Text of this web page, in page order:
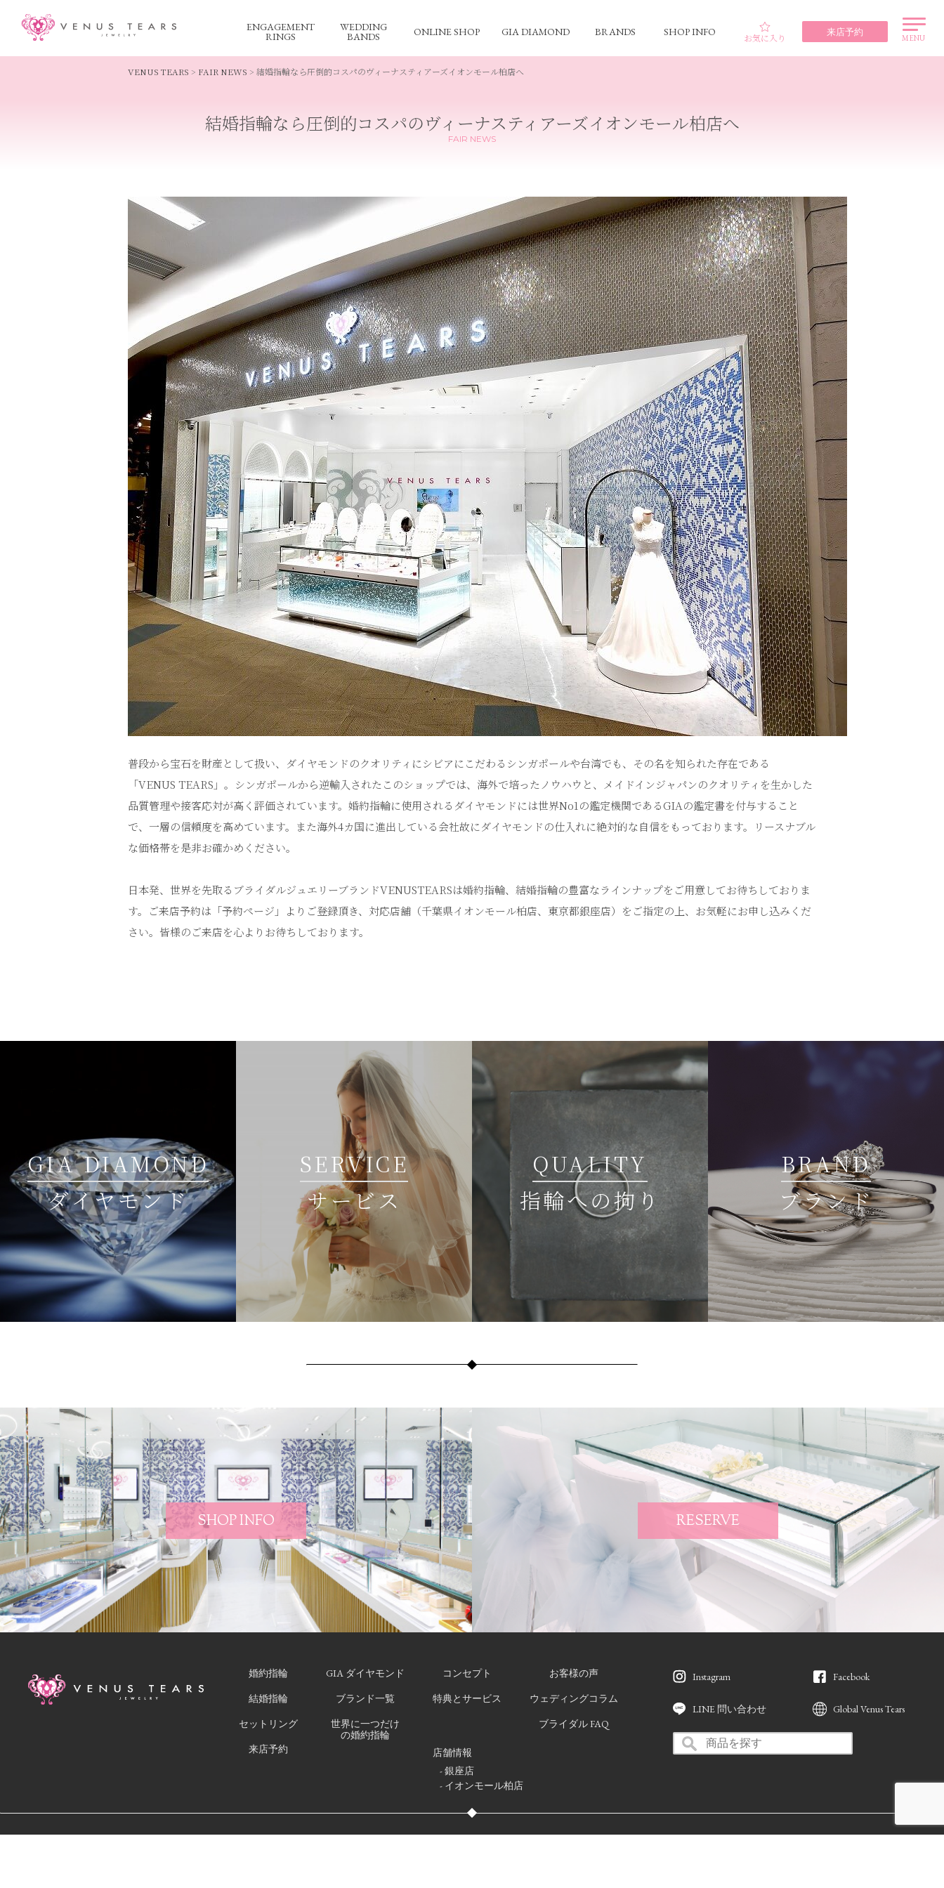
ENGAGEMENT
RINGS
WEDDING
BANDS ONLINE SHOP GIA DIAMOND BRANDS SHOP INFO お気に入り 来店予約
MENU
VENUS TEARS > FAIR NEWS > 結婚指輪なら圧倒的コスパのヴィーナスティアーズイオンモール柏店へ
結婚指輪なら圧倒的コスパのヴィーナスティアーズイオンモール柏店へ
FAIR NEWS
普段から宝石を財産として扱い、ダイヤモンドのクオリティにシビアにこだわるシンガポールや台湾でも、その名を知られた存在である
「VENUS TEARS」。シンガポールから逆輸入されたこのショップでは、海外で培ったノウハウと、メイドインジャパンのクオリティを生かした
品質管理や接客応対が高く評価されています。婚約指輪に使用されるダイヤモンドには世界No1の鑑定機関であるGIAの鑑定書を付与すること
で、一層の信頼度を高めています。また海外4カ国に進出している会社故にダイヤモンドの仕入れに絶対的な自信をもっております。リースナブル
な価格帯を是非お確かめください。
日本発、世界を先取るブライダルジュエリーブランドVENUSTEARSは婚約指輪、結婚指輪の豊富なラインナップをご用意してお待ちしておりま
す。ご来店予約は「予約ページ」よりご登録頂き、対応店舗（千葉県イオンモール柏店、東京都銀座店）をご指定の上、お気軽にお申し込みくだ
さい。皆様のご来店を心よりお待ちしております。
GIA DIAMOND
ダイヤモンド
SERVICE
サービス
QUALITY
指輪への拘り
BRAND
ブランド
SHOP INFO RESERVE
婚約指輪
結婚指輪
セットリング
来店予約
GIA ダイヤモンド
ブランド一覧
世界に一つだけ
の婚約指輪
コンセプト
特典とサービス
お客様の声
ウェディングコラム
ブライダル FAQ
店舗情報
- 銀座店
- イオンモール柏店
Instagram
LINE 問い合わせ
Facebook
Global Venus Tears